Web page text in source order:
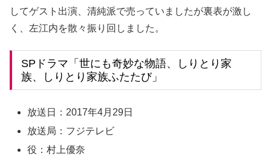
してゲスト出演、清純派で売っていましたが裏表が激し
く、左江内を散々振り回しました。
SPドラマ「世にも奇妙な物語、しりとり家
族、しりとり家族ふたたび」
放送日：2017年4月29日
放送局：フジテレビ
役：村上優奈